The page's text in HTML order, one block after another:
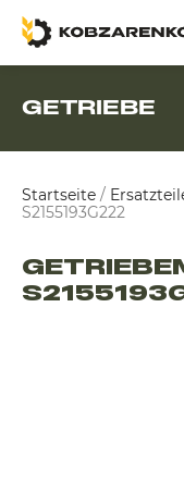
GETRIEBE
Startseite /
S2155193G222